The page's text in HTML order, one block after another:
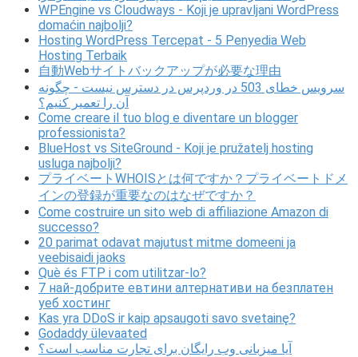
WPEngine vs Cloudways - Koji je upravljani WordPress
domaćin najbolji?
Hosting WordPress Tercepat - 5 Penyedia Web
Hosting Terbaik
自動Webサイトバックアップが必要な理由
سرویس خطای 503 در وردپرس در دسترس نیست - چگونه
آن را تعمیر کنیم؟
Come creare il tuo blog e diventare un blogger
professionista?
BlueHost vs SiteGround - Koji je pružatelj hosting
usluga najbolji?
プライベートWHOISとは何ですか？プライベートドメ
インの登録が重要なのはなぜですか？
Come costruire un sito web di affiliazione Amazon di
successo?
20 parimat odavat majutust mitme domeeni ja
veebisaidi jaoks
Què és FTP i com utilitzar-lo?
7 най-добрите евтини алтернативи на безплатен
уеб хостинг
Kas yra DDoS ir kaip apsaugoti savo svetainę?
Godaddy ülevaated
آیا میزبانی وب رایگان برای تجارت مناسب است؟